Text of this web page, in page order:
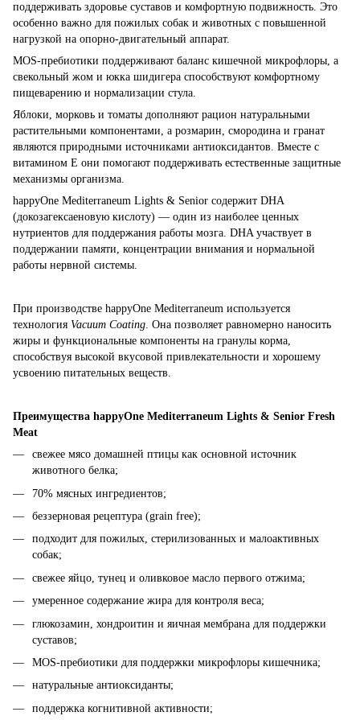
поддерживать здоровье суставов и комфортную подвижность. Это
особенно важно для пожилых собак и животных с повышенной
нагрузкой на опорно-двигательный аппарат.
MOS-пребиотики поддерживают баланс кишечной микрофлоры, а
свекольный жом и юкка шидигера способствуют комфортному
пищеварению и нормализации стула.
Яблоки, морковь и томаты дополняют рацион натуральными
растительными компонентами, а розмарин, смородина и гранат
являются природными источниками антиоксидантов. Вместе с
витамином Е они помогают поддерживать естественные защитные
механизмы организма.
happyOne Mediterraneum Lights & Senior содержит DHA
(докозагексаеновую кислоту) — один из наиболее ценных
нутриентов для поддержания работы мозга. DHA участвует в
поддержании памяти, концентрации внимания и нормальной
работы нервной системы.
При производстве happyOne Mediterraneum используется
технология Vacuum Coating. Она позволяет равномерно наносить
жиры и функциональные компоненты на гранулы корма,
способствуя высокой вкусовой привлекательности и хорошему
усвоению питательных веществ.
Преимущества happyOne Mediterraneum Lights & Senior Fresh
Meat
свежее мясо домашней птицы как основной источник
животного белка;
70% мясных ингредиентов;
беззерновая рецептура (grain free);
подходит для пожилых, стерилизованных и малоактивных
собак;
свежее яйцо, тунец и оливковое масло первого отжима;
умеренное содержание жира для контроля веса;
глюкозамин, хондроитин и яичная мембрана для поддержки
суставов;
MOS-пребиотики для поддержки микрофлоры кишечника;
натуральные антиоксиданты;
поддержка когнитивной активности;